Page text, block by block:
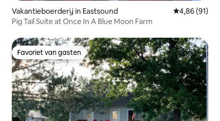
Vakantieboerderij in Eastsound Gemiddelde
4,86 (91)
Pig Tail Suite at Once In A Blue Moon Farm
Favoriet van gasten
Favoriet van gasten